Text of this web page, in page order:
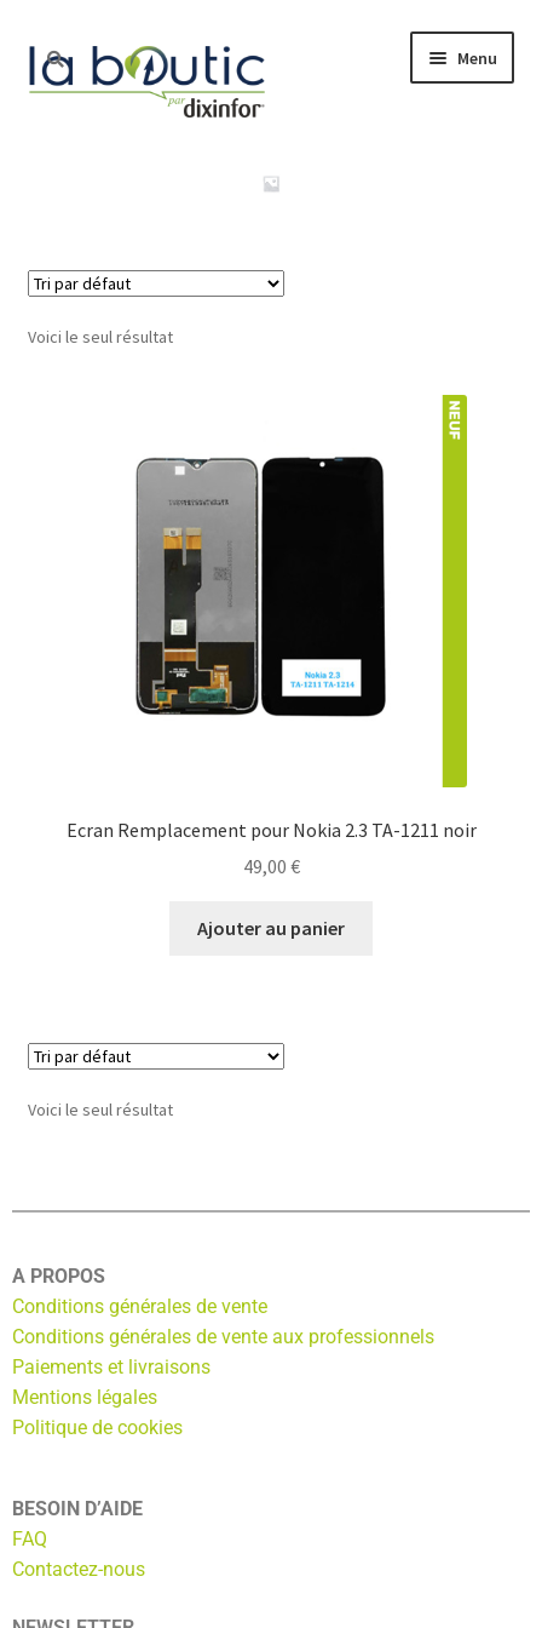
Menu
Free Pro
Voici le seul résultat
Ecran Remplacement pour Nokia 2.3 TA-1211 noir
49,00 €
Ajouter au panier
Voici le seul résultat
A PROPOS
Conditions générales de vente
Conditions générales de vente aux professionnels
Paiements et livraisons
Mentions légales
Politique de cookies
BESOIN D’AIDE
FAQ
Contactez-nous